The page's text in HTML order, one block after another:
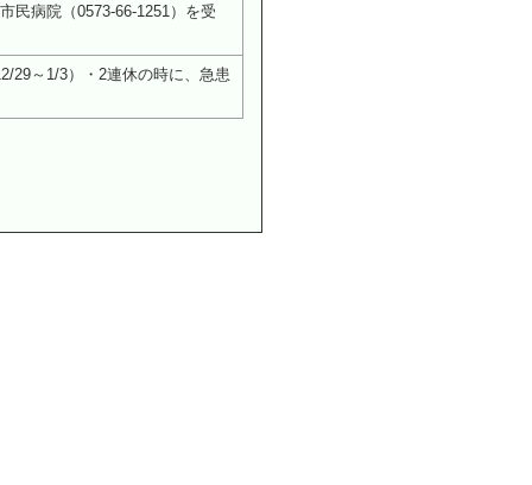
民病院（0573-66-1251）を受
29～1/3）・2連休の時に、急患